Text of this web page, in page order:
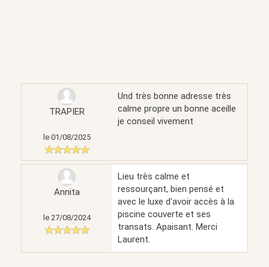
TRAPIER
le 01/08/2025
Und très bonne adresse très
calme propre un bonne aceille
je conseil vivement
Annita
le 27/08/2024
Lieu très calme et
ressourçant, bien pensé et
avec le luxe d'avoir accès à la
piscine couverte et ses
transats. Apaisant. Merci
Laurent.